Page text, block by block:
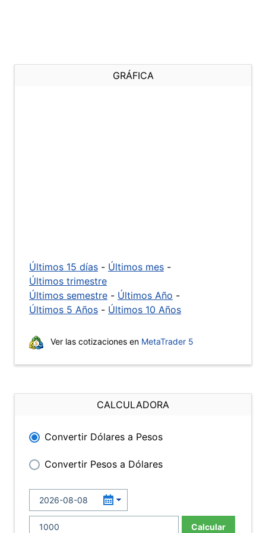
GRÁFICA
Últimos 15 días - Últimos mes -
Últimos trimestre
Últimos semestre - Últimos Año -
Últimos 5 Años - Últimos 10 Años
Ver las cotizaciones en MetaTrader 5
CALCULADORA
Convertir Dólares a Pesos
Convertir Pesos a Dólares
Calcular